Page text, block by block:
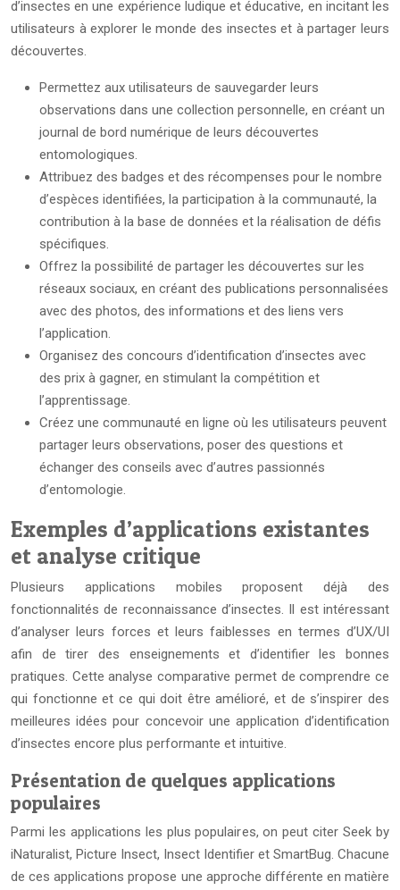
d’insectes en une expérience ludique et éducative, en incitant les
utilisateurs à explorer le monde des insectes et à partager leurs
découvertes.
Permettez aux utilisateurs de sauvegarder leurs
observations dans une collection personnelle, en créant un
journal de bord numérique de leurs découvertes
entomologiques.
Attribuez des badges et des récompenses pour le nombre
d’espèces identifiées, la participation à la communauté, la
contribution à la base de données et la réalisation de défis
spécifiques.
Offrez la possibilité de partager les découvertes sur les
réseaux sociaux, en créant des publications personnalisées
avec des photos, des informations et des liens vers
l’application.
Organisez des concours d’identification d’insectes avec
des prix à gagner, en stimulant la compétition et
l’apprentissage.
Créez une communauté en ligne où les utilisateurs peuvent
partager leurs observations, poser des questions et
échanger des conseils avec d’autres passionnés
d’entomologie.
Exemples d’applications existantes
et analyse critique
Plusieurs applications mobiles proposent déjà des
fonctionnalités de reconnaissance d’insectes. Il est intéressant
d’analyser leurs forces et leurs faiblesses en termes d’UX/UI
afin de tirer des enseignements et d’identifier les bonnes
pratiques. Cette analyse comparative permet de comprendre ce
qui fonctionne et ce qui doit être amélioré, et de s’inspirer des
meilleures idées pour concevoir une application d’identification
d’insectes encore plus performante et intuitive.
Présentation de quelques applications
populaires
Parmi les applications les plus populaires, on peut citer Seek by
iNaturalist, Picture Insect, Insect Identifier et SmartBug. Chacune
de ces applications propose une approche différente en matière